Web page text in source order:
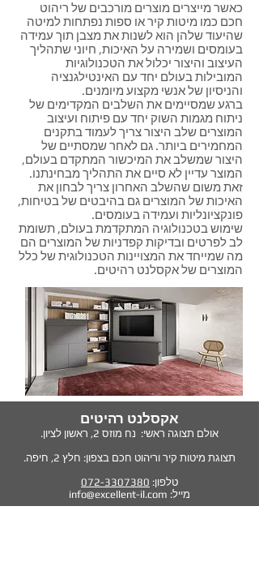
כאשר מייצרים מוצרים מורכבים של ריהוט
חכם כמו מיטות קיר או ספות נפתחות למיטה
שהיעוד שלהן הוא לשנות את מצבן תוך עמידה
בעומסים ושמירה על האיכות, חיוני שתהליך
העיצוב והיצור יכלול את הטכנולוגיות
המובילות בעולם יחד עם האינטילגנציה
והניסיון של אנשי מקצוע מיומנים.
ברגע שמסיימים את השלבים המקדימים של
ניתוח מגמות השוק יחד עם פיתוח ועיצוב
המוצרים שלב היצור צריך לעמוד בתקנים
המחמירים ביותר. גם לאחר שמסתיים של
היצור שמשלב את המיכשור המתקדם בעולם,
המוצר עדיין לא סיים את התהליך מבחינתנו.
זאת משום שהשלב האחרון צריך לבחון את
האיכות של המוצרים גם בהיבטים של בטיחות,
פונקציונליות ועמידה בעומסים.
שימוש בטכנולוגיה המתקדמת בעולם, תשומת
לב לפרטים ובדיקות קפדניות של המוצרים הם
מה שמייחד את המצויינות הטכנולוגית של כלל
המוצרים של אקסלנט רהיטים.
אקסלנט רהיטים
אולם תצוגה ראשי: נח מוזס 2,
ראשון לציון.
תצוגת מיטות קיר וריהוט חכם בצפון: חלץ 2, חיפה.
טלפון: 072-3307380
מייל: info@excellent-il.com